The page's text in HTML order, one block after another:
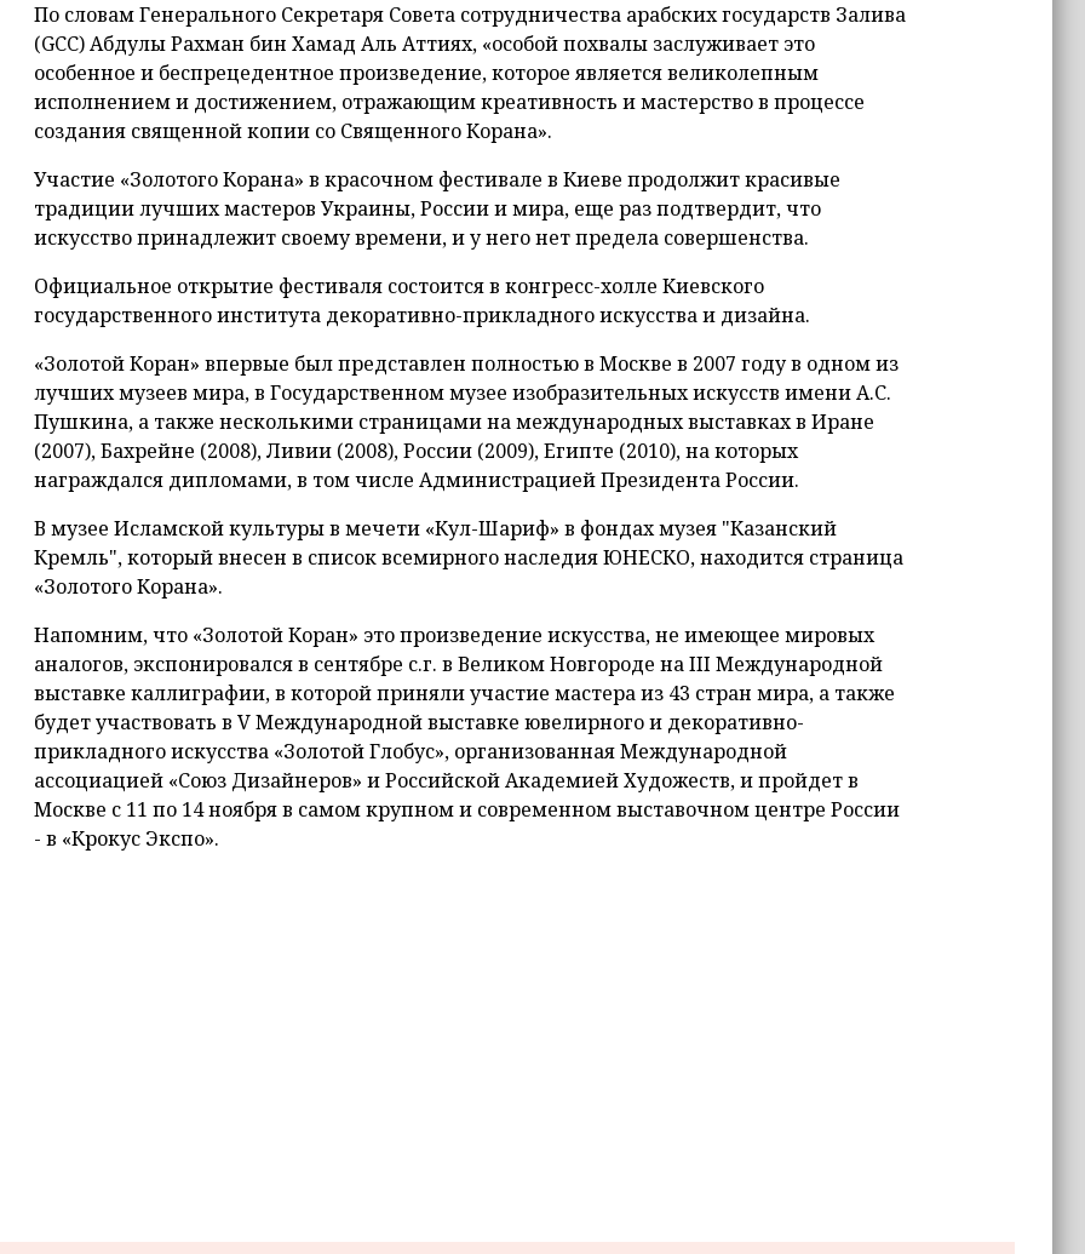
По словам Генерального Секретаря Совета сотрудничества арабских государств Залива
(GCC) Абдулы Рахман бин Хамад Аль Аттиях, «особой похвалы заслуживает это
особенное и беспрецедентное произведение, которое является великолепным
исполнением и достижением, отражающим креативность и мастерство в процессе
создания священной копии со Священного Корана».
Участие «Золотого Корана» в красочном фестивале в Киеве продолжит красивые
традиции лучших мастеров Украины, России и мира, еще раз подтвердит, что
искусство принадлежит своему времени, и у него нет предела совершенства.
Официальное открытие фестиваля состоится в конгресс-холле Киевского
государственного института декоративно-прикладного искусства и дизайна.
«Золотой Коран» впервые был представлен полностью в Москве в 2007 году в одном из
лучших музеев мира, в Государственном музее изобразительных искусств имени А.С.
Пушкина, а также несколькими страницами на международных выставках в Иране
(2007), Бахрейне (2008), Ливии (2008), России (2009), Египте (2010), на которых
награждался дипломами, в том числе Администрацией Президента России.
В музее Исламской культуры в мечети «Кул-Шариф» в фондах музея "Казанский
Кремль", который внесен в список всемирного наследия ЮНЕСКО, находится страница
«Золотого Корана».
Напомним, что «Золотой Коран» это произведение искусства, не имеющее мировых
аналогов, экспонировался в сентябре с.г. в Великом Новгороде на III Международной
выставке каллиграфии, в которой приняли участие мастера из 43 стран мира, а также
будет участвовать в V Международной выставке ювелирного и декоративно-
прикладного искусства «Золотой Глобус», организованная Международной
ассоциацией «Союз Дизайнеров» и Российской Академией Художеств, и пройдет в
Москве с 11 по 14 ноября в самом крупном и современном выставочном центре России
- в «Крокус Экспо».